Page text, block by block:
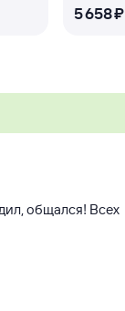
5 ⁠658 ⁠₽
общался! Всех